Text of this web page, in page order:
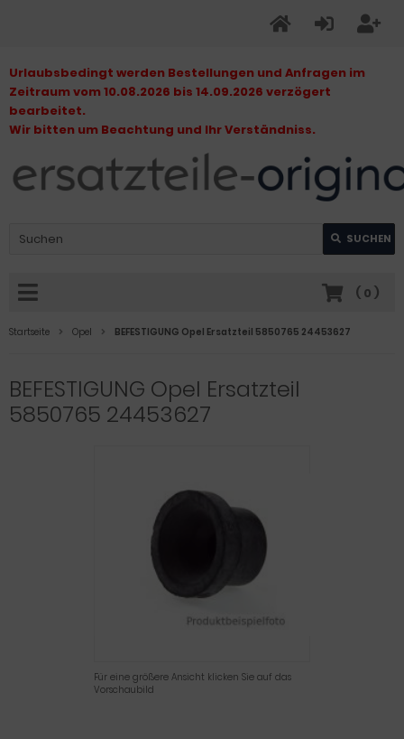
Urlaubsbedingt werden Bestellungen und Anfragen im
Zeitraum vom 10.08.2026 bis 14.09.2026 verzögert
bearbeitet.
Wir bitten um Beachtung und Ihr Verständniss.
SUCHEN
( 0 )
Startseite Opel BEFESTIGUNG Opel Ersatzteil 5850765 24453627
BEFESTIGUNG Opel Ersatzteil
5850765 24453627
Für eine größere Ansicht klicken Sie auf das
Vorschaubild